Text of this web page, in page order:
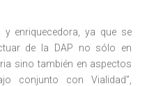
y enriquecedora, ya que se
de la DAP no sólo en
sino también en aspectos
conjunto con Vialidad”,